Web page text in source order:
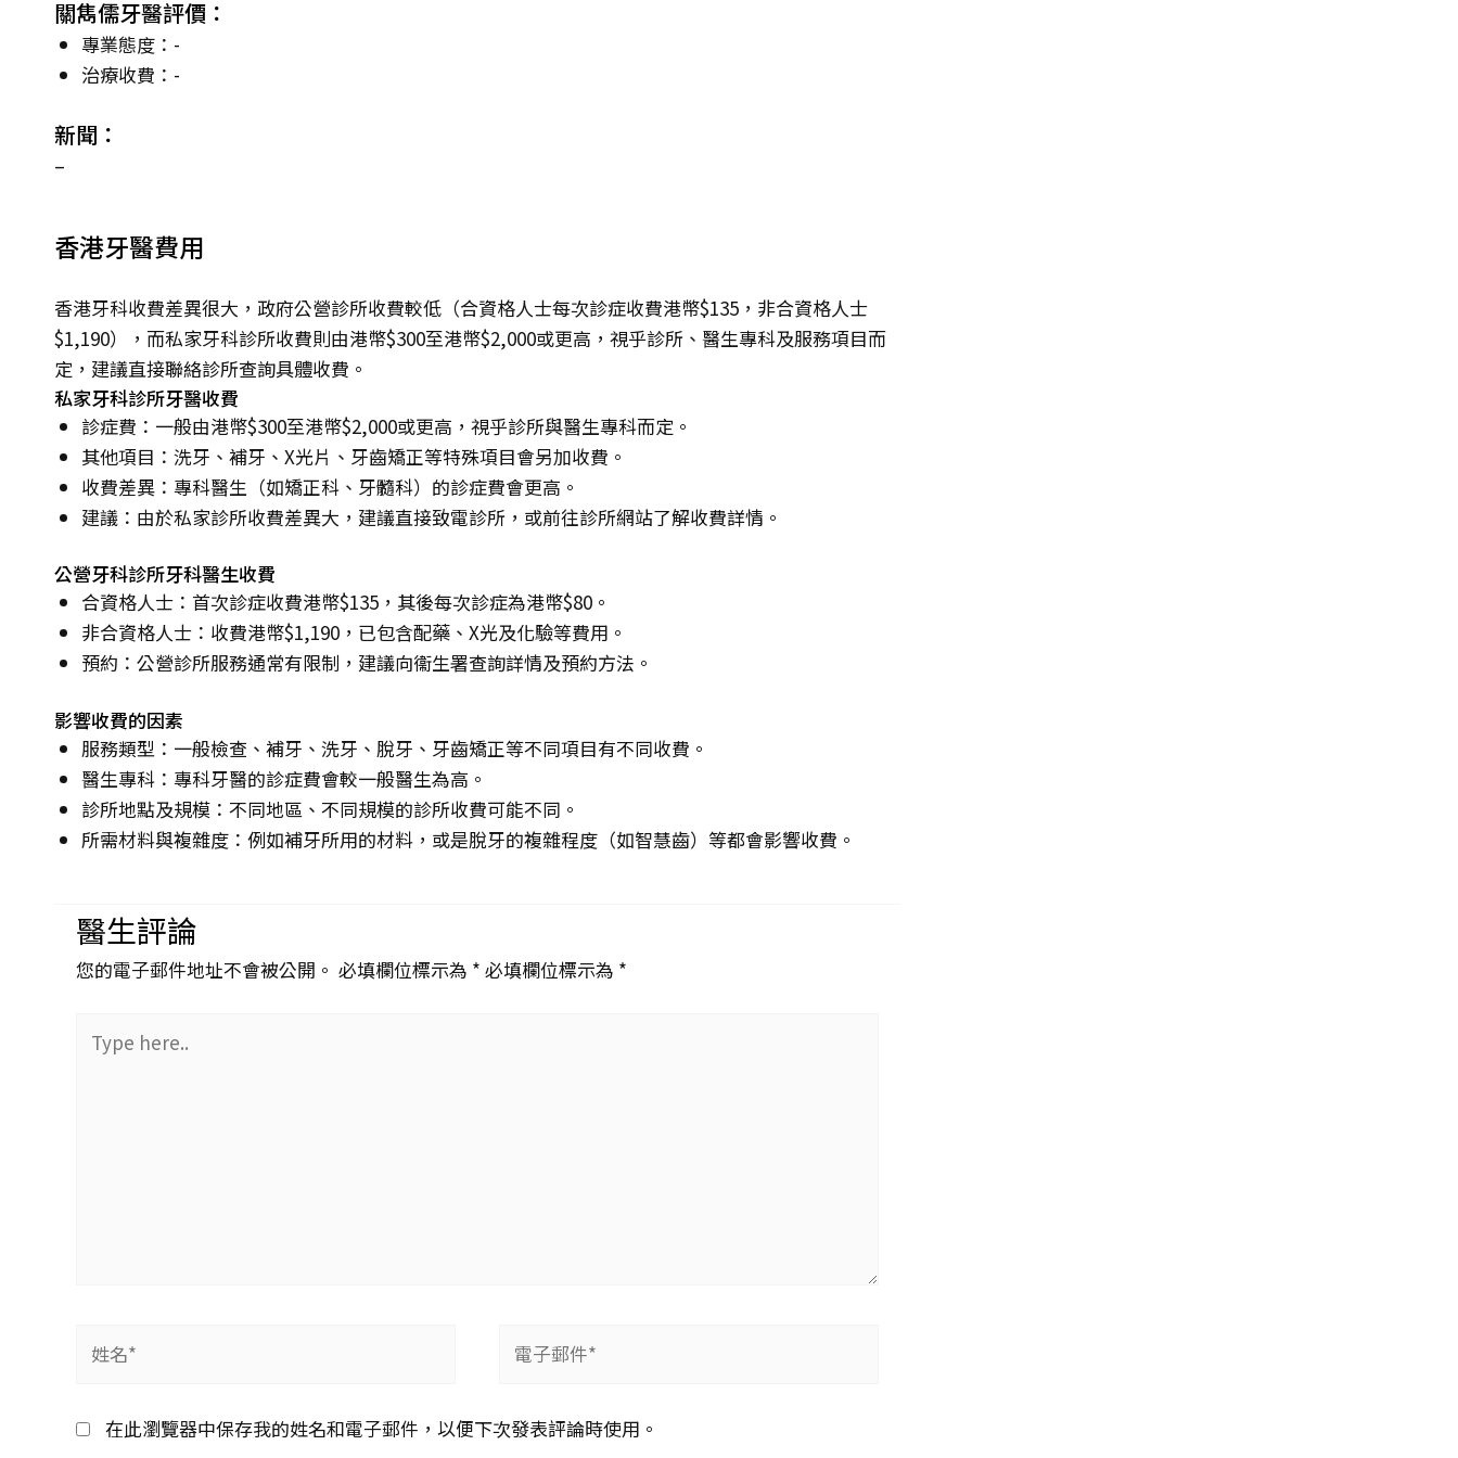
關雋儒牙醫評價：
專業態度：-
治療收費：-
新聞：
–
香港牙醫費用
香港牙科收費差異很大，政府公營診所收費較低（合資格人士每次診症收費港幣$135，非合資格人士
$1,190），而私家牙科診所收費則由港幣$300至港幣$2,000或更高，視乎診所、醫生專科及服務項目而
定，建議直接聯絡診所查詢具體收費。
私家牙科診所牙醫收費
診症費：一般由港幣$300至港幣$2,000或更高，視乎診所與醫生專科而定。
其他項目：洗牙、補牙、X光片、牙齒矯正等特殊項目會另加收費。
收費差異：專科醫生（如矯正科、牙髓科）的診症費會更高。
建議：由於私家診所收費差異大，建議直接致電診所，或前往診所網站了解收費詳情。
公營牙科診所牙科醫生收費
合資格人士：首次診症收費港幣$135，其後每次診症為港幣$80。
非合資格人士：收費港幣$1,190，已包含配藥、X光及化驗等費用。
預約：公營診所服務通常有限制，建議向衞生署查詢詳情及預約方法。
影響收費的因素
服務類型：一般檢查、補牙、洗牙、脫牙、牙齒矯正等不同項目有不同收費。
醫生專科：專科牙醫的診症費會較一般醫生為高。
診所地點及規模：不同地區、不同規模的診所收費可能不同。
所需材料與複雜度：例如補牙所用的材料，或是脫牙的複雜程度（如智慧齒）等都會影響收費。
醫生評論
您的電子郵件地址不會被公開。 必填欄位標示為 * 必填欄位標示為 *
here..
名
件
在此瀏覽器中保存我的姓名和電子郵件，以便下次發表評論時使用。